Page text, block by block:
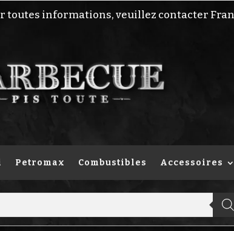
informations, veuillez contacter
Petromax Combustibles Accessoires